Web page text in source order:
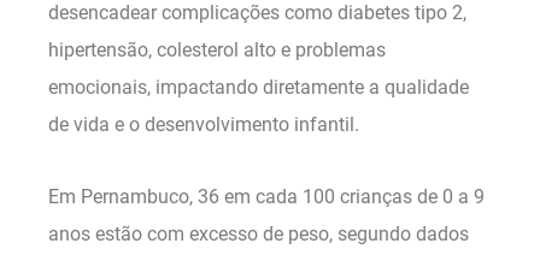
desencadear complicações como diabetes tipo 2,
hipertensão, colesterol alto e problemas
emocionais, impactando diretamente a qualidade
de vida e o desenvolvimento infantil.
Em Pernambuco, 36 em cada 100 crianças de 0 a 9
anos estão com excesso de peso, segundo dados